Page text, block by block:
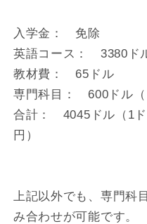
入学金： 免除
英語コース： 3380ド
教材費： 65ドル
専門科目： 600ドル（
合計： 4045ドル（1
円）
上記以外でも、専門科
み合わせが可能です。